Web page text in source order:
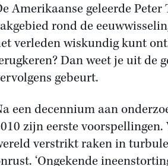
Amerikaanse geleerde
rond de
verleden wiskundig kunt
Dan weet je uit de
gebeurt.
een decennium aan
zijn eerste voorspellingen.
verstrikt raken in
‘Ongekende